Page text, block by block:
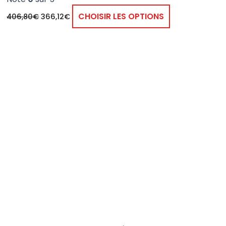
406,80€ 366,12€ CHOISIR LES OPTIONS